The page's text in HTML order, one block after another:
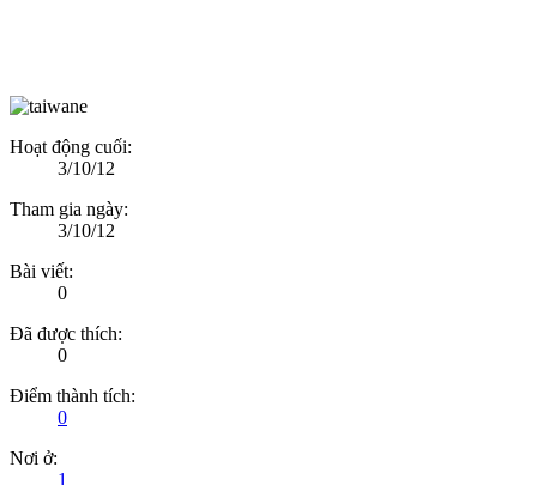
Hoạt động cuối:
3/10/12
Tham gia ngày:
3/10/12
Bài viết:
0
Đã được thích:
0
Điểm thành tích:
0
Nơi ở:
1